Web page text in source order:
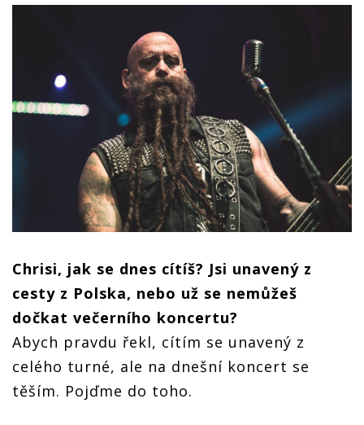
Chrisi, jak se dnes cítíš? Jsi unavený z
cesty z Polska, nebo už se nemůžeš
dočkat večerního koncertu?
Abych pravdu řekl, cítím se unavený z
celého turné, ale na dnešní koncert se
těším. Pojďme do toho.